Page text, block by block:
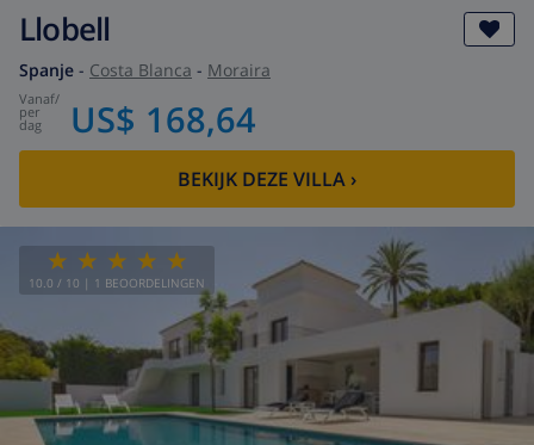
Llobell
Spanje - Costa Blanca - Moraira
vanaf/
per
dag US$ 168,64
BEKIJK DEZE VILLA ›
10.0 / 10 | 1 BEOORDELINGEN